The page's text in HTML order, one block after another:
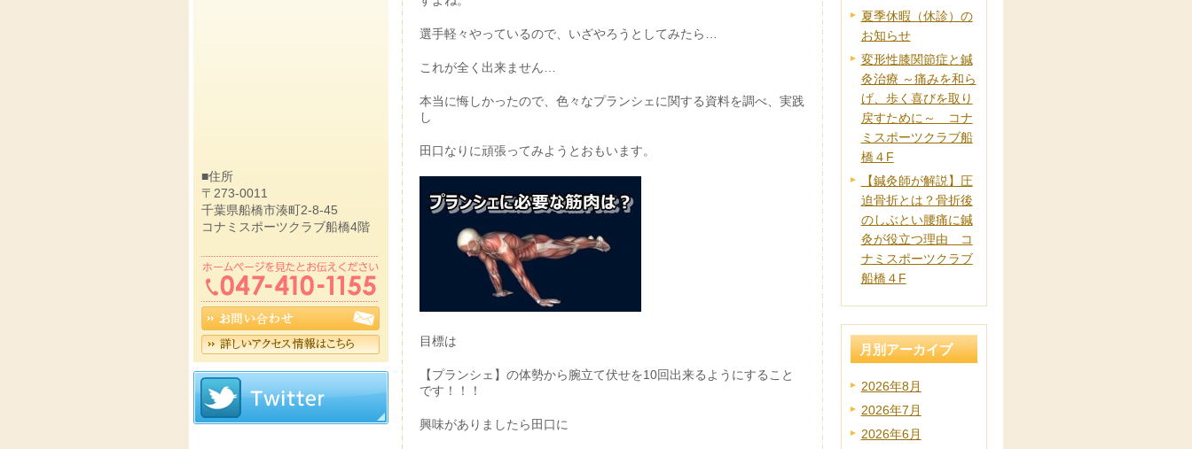
選手軽々やっているので、いざやろうとしてみたら…
これが全く出来ません…
本当に悔しかったので、色々なプランシェに関する資料を調べ、実践
し
田口なりに頑張ってみようとおもいます。
目標は
【プランシェ】の体勢から腕立て伏せを10回出来るようにすること
です！！！
興味がありましたら田口に
夏季休暇（休診）の
お知らせ
変形性膝関節症と鍼
灸治療 ～痛みを和ら
げ、歩く喜びを取り
戻すために～ コナ
ミスポーツクラブ船
橋４F
【鍼灸師が解説】圧
迫骨折とは？骨折後
のしぶとい腰痛に鍼
灸が役立つ理由 コ
ナミスポーツクラブ
船橋４F
月別アーカイブ
2026年8月
2026年7月
2026年6月
■住所
〒273-0011
千葉県船橋市湊町2-8-45
コナミスポーツクラブ船橋4階